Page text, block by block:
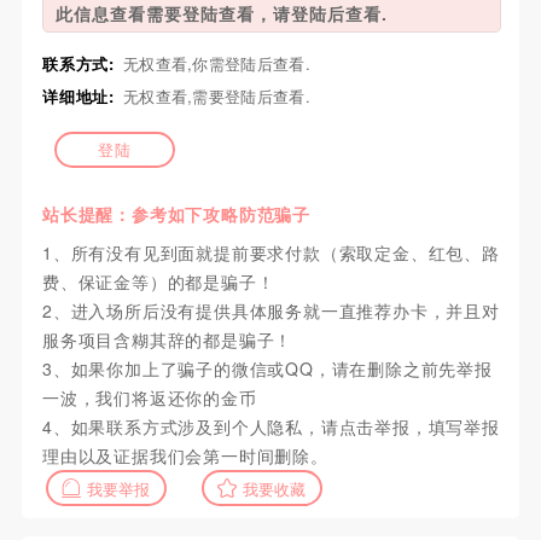
此信息查看需要登陆查看，请登陆后查看.
联系方式: 无权查看,你需登陆后查看.
详细地址: 无权查看,需要登陆后查看.
登陆
站长提醒：参考如下攻略防范骗子
1、所有没有见到面就提前要求付款（索取定金、红包、路
费、保证金等）的都是骗子！
2、进入场所后没有提供具体服务就一直推荐办卡，并且对
服务项目含糊其辞的都是骗子！
3、如果你加上了骗子的微信或QQ，请在删除之前先举报
一波，我们将返还你的金币
4、如果联系方式涉及到个人隐私，请点击举报，填写举报
理由以及证据我们会第一时间删除。
我要举报 我要收藏